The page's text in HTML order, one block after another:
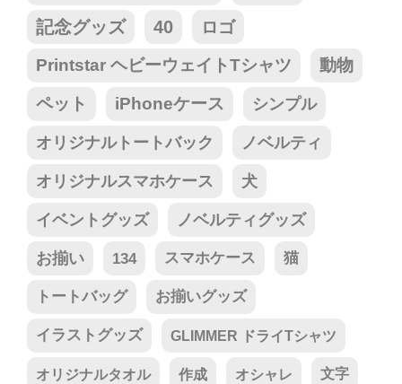
記念グッズ
40 ロゴ
Printstar ヘビーウェイトTシャツ 動物
ペット iPhoneケース シンプル
オリジナルトートバック ノベルティ
オリジナルスマホケース 犬
イベントグッズ ノベルティグッズ
お揃い 134 スマホケース 猫
トートバッグ お揃いグッズ
イラストグッズ GLIMMER ドライTシャツ
オリジナルタオル 作成 オシャレ 文字